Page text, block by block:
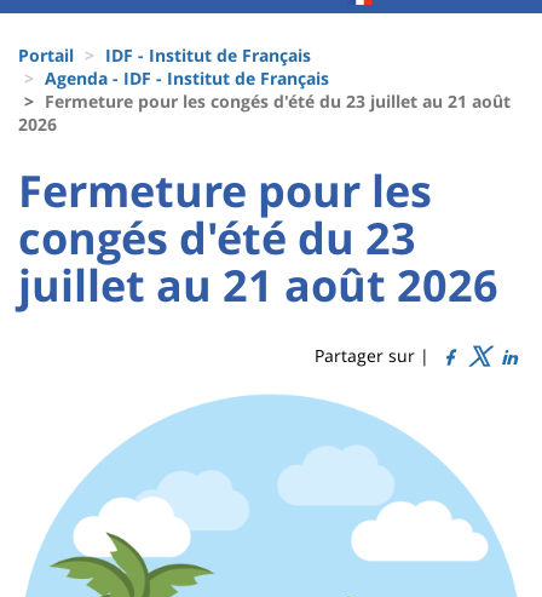
Recherche
Block
liste
des
composantes
d'Ariane
Portail
IDF - Institut de Français
Agenda - IDF - Institut de Français
Fermeture pour les congés d'été du 23 juillet au 21 août
2026
University
:
Sidebar
University
:
Main
content
Titre
de
Fermeture pour les
congés d'été du 23
juillet au 21 août 2026
Partager sur |
Contenu
page
principale